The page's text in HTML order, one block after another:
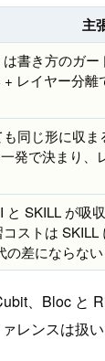
主
は書き方のガ
+ レイヤー分
同じ形に収ま
発で決まり、
と SKILL が吸
ストは
の差にならない
、Bloc と
レンスは扱い